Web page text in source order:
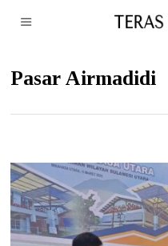
Pasar Airmadidi